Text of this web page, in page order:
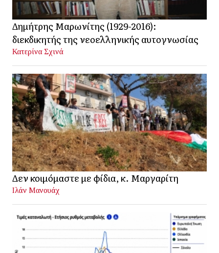
Δημήτρης Μαρωνίτης (1929-2016):
διεκδικητής της νεοελληνικής αυτογνωσίας
Κατερίνα Σχινά
Δεν κοιμόμαστε με φίδια, κ. Μαργαρίτη
Ιλάν Μανουάχ